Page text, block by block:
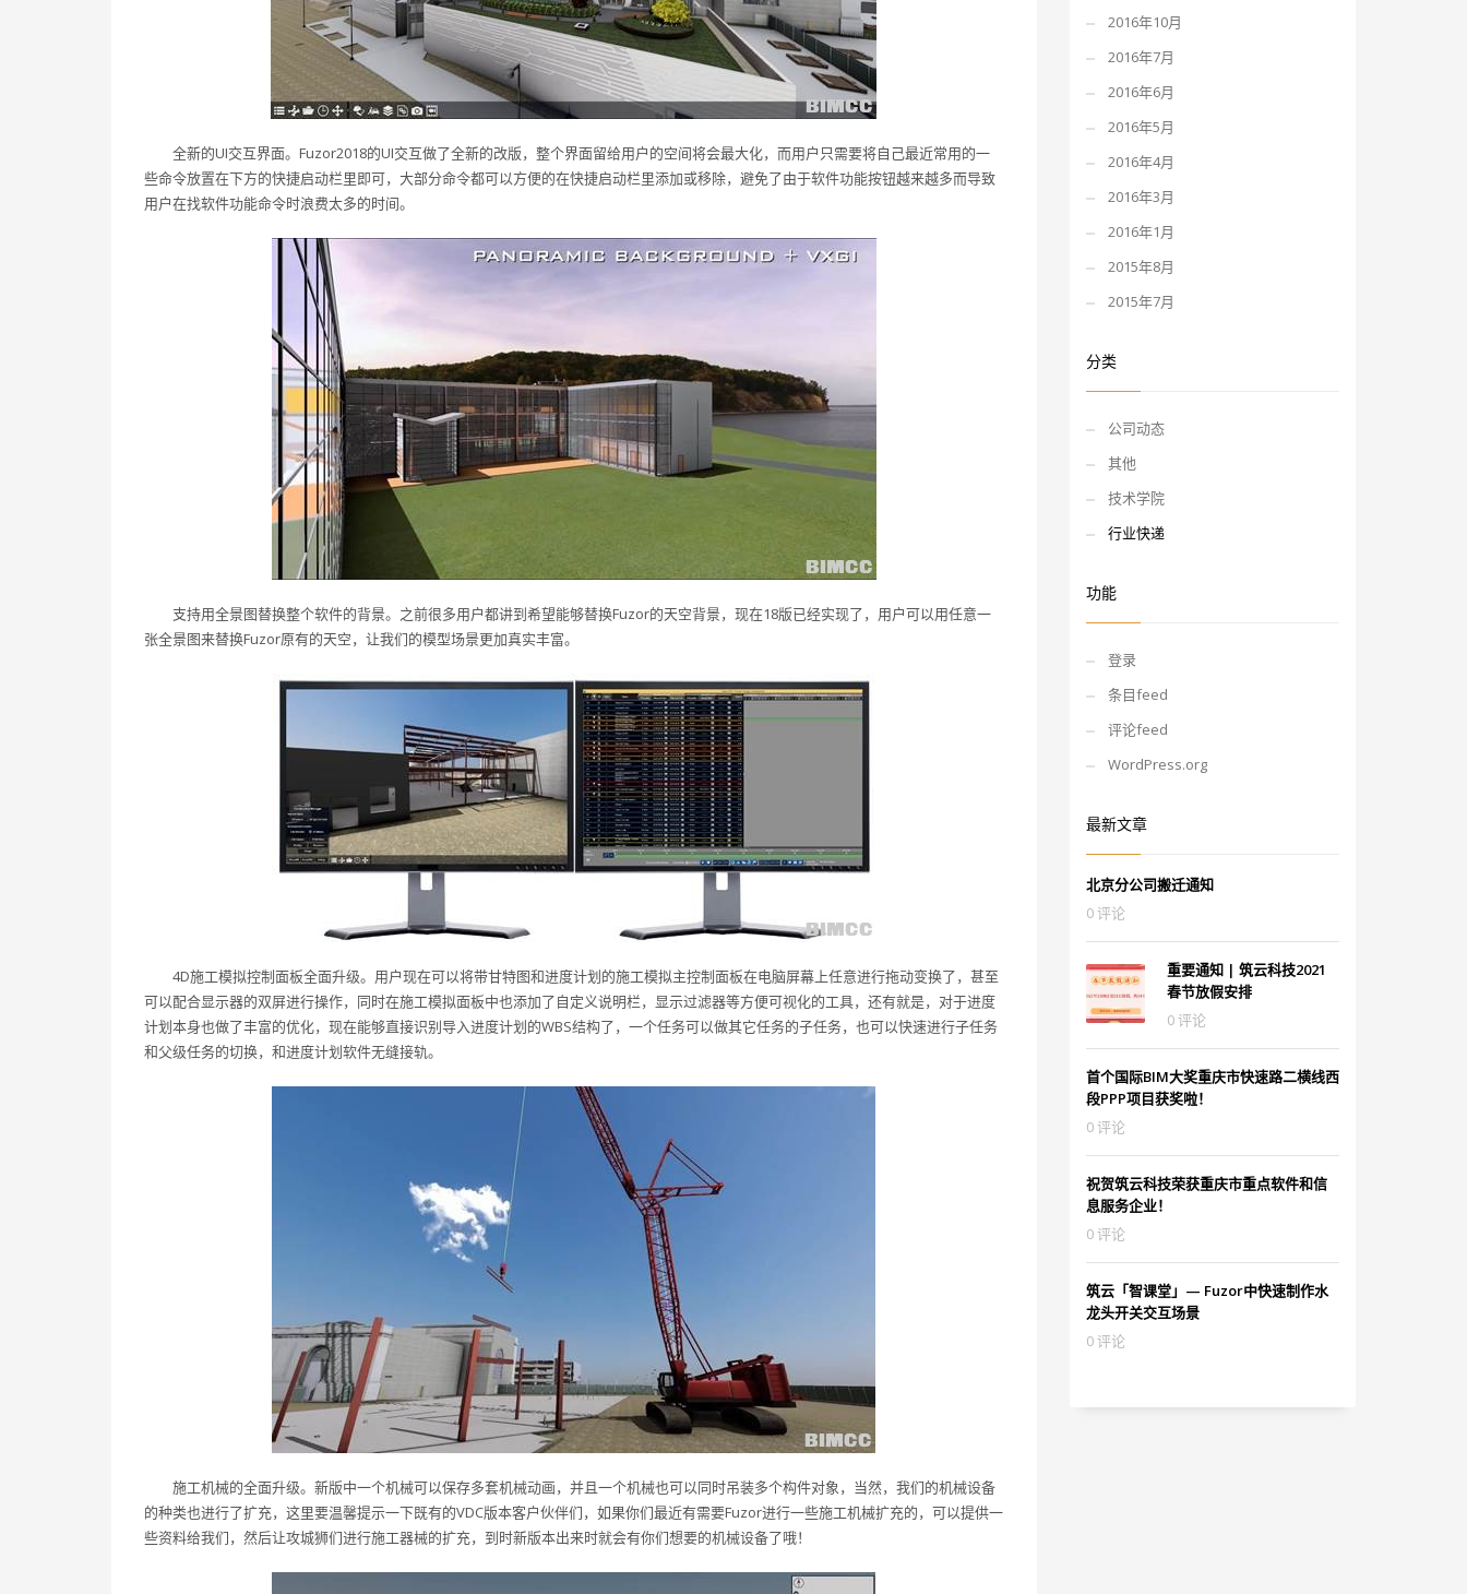
全新的UI交互界面。Fuzor2018的UI交互做了全新的改版，整个界面留给用户的空间将会最大化，而用户只需要将自己最近常用的一
些命令放置在下方的快捷启动栏里即可，大部分命令都可以方便的在快捷启动栏里添加或移除，避免了由于软件功能按钮越来越多而导致
用户在找软件功能命令时浪费太多的时间。
支持用全景图替换整个软件的背景。之前很多用户都讲到希望能够替换Fuzor的天空背景，现在18版已经实现了，用户可以用任意一
张全景图来替换Fuzor原有的天空，让我们的模型场景更加真实丰富。
4D施工模拟控制面板全面升级。用户现在可以将带甘特图和进度计划的施工模拟主控制面板在电脑屏幕上任意进行拖动变换了，甚至
可以配合显示器的双屏进行操作，同时在施工模拟面板中也添加了自定义说明栏，显示过滤器等方便可视化的工具，还有就是，对于进度
计划本身也做了丰富的优化，现在能够直接识别导入进度计划的WBS结构了，一个任务可以做其它任务的子任务，也可以快速进行子任务
和父级任务的切换，和进度计划软件无缝接轨。
施工机械的全面升级。新版中一个机械可以保存多套机械动画，并且一个机械也可以同时吊装多个构件对象，当然，我们的机械设备
的种类也进行了扩充，这里要温馨提示一下既有的VDC版本客户伙伴们，如果你们最近有需要Fuzor进行一些施工机械扩充的，可以提供一
些资料给我们，然后让攻城狮们进行施工器械的扩充，到时新版本出来时就会有你们想要的机械设备了哦！
2016年10月
2016年7月
2016年6月
2016年5月
2016年4月
2016年3月
2016年1月
2015年8月
2015年7月
分类
公司动态
其他
技术学院
行业快递
功能
登录
条目feed
评论feed
WordPress.org
最新文章
北京分公司搬迁通知
0 评论
重要通知 | 筑云科技2021
春节放假安排
0 评论
首个国际BIM大奖重庆市快速路二横线西
段PPP项目获奖啦！
0 评论
祝贺筑云科技荣获重庆市重点软件和信
息服务企业！
0 评论
筑云「智课堂」— Fuzor中快速制作水
龙头开关交互场景
0 评论